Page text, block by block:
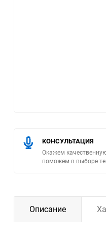
Климатическая техника
Измерительное
оборудование
КОНСУЛЬТАЦИЯ
Окажем
поможем в выборе
Описание